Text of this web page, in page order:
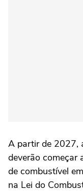
A partir de 2027,
deverão começar
de combustível
na Lei do